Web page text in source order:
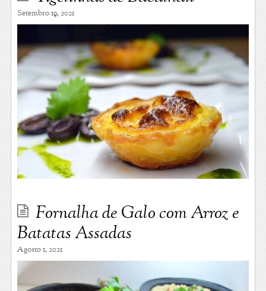
Setembro 19, 2021
Fornalha de Galo com Arroz e
Batatas Assadas
Agosto 1, 2021